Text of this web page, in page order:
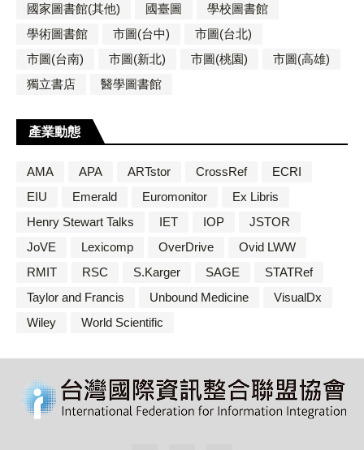
國家圖書館(其他)
國臺圖
學校圖書館
學術圖書館
市圖(台中)
市圖(台北)
市圖(台南)
市圖(新北) 市圖(桃園)
市圖(高雄)
獨立書店
醫學圖書館
產業動態
AMA APA ARTstor CrossRef
ECRI
EIU
Emerald Euromonitor
Ex Libris
Henry Stewart Talks
IET IOP
JSTOR
JoVE
Lexicomp OverDrive
Ovid LWW
RMIT
RSC S.Karger SAGE
STATRef
Taylor and Francis
Unbound Medicine
VisualDx
Wiley
World Scientific